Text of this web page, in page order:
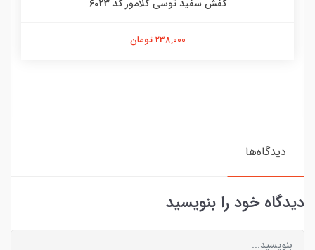
کفش سفید توسی گلامور کد 6023
238,000 تومان
دیدگاه‌ها
دیدگاه خود را بنویسید